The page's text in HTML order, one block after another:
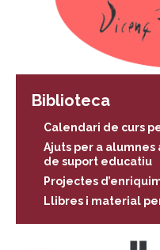
Biblioteca
Calendari de curs
Ajuts per a
de suport educatiu
Projectes
Llibres i material